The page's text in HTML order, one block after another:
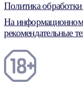
Политика
На информационном
рекомендательные